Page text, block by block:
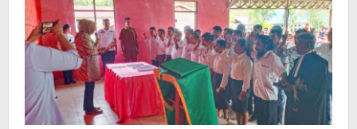
Batu
Karang
Masuk
Pada
Wilayah
Bursel